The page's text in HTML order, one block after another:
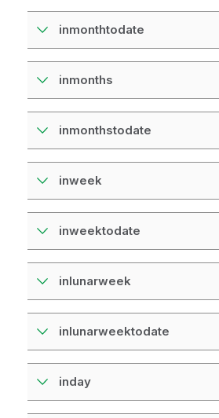
inmonthtodate
inmonths
inmonthstodate
inweek
inweektodate
inlunarweek
inlunarweektodate
inday